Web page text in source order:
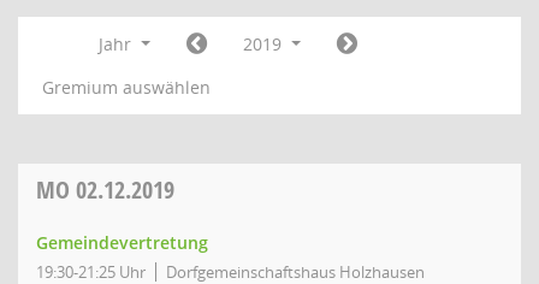
Jahr
2019
Gremium auswählen
MO 02.12.2019
Gemeindevertretung
19:30-21:25 Uhr Dorfgemeinschaftshaus Holzhausen